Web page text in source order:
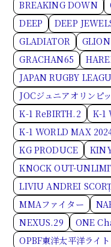
BREAKING DOWN
DEEP
DEEP
GLADIATOR
GRACHAN65
JAPAN RUGBY
JOCジュニアオリンピ
K-1 ReBIRTH.2
K-1
K-1 WORLD MAX
KG PRODUCE
KNOCK OUT-
LIVIU ANDREI
MMAファイター
NEXUS.29
ONE
OPBF東洋太平洋ライ